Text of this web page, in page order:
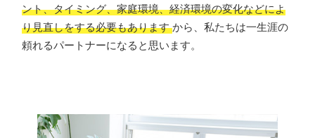
ント、タイミング、家庭環境、経済環境の変化などによ
り見直しをする必要もありますから、私たちは一生涯の
頼れるパートナーになると思います。